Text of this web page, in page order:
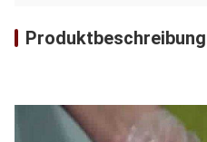
Produktbeschreibung